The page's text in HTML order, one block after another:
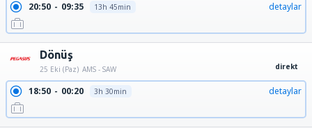
20:50 09:35 13h 45min detaylar
Dönüş
25 Eki (Paz) AMS - SAW direkt
18:50 00:20 3h 30min detaylar